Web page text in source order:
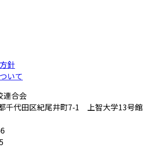
針
いて
連合会
千代田区紀尾井町7-1 上智大学13号館